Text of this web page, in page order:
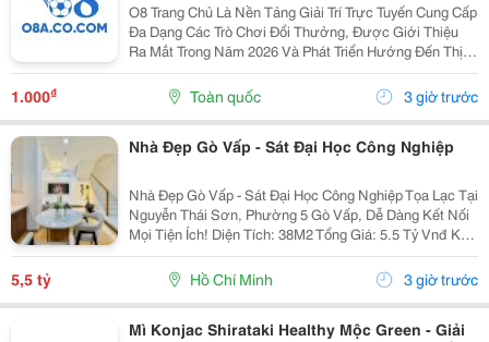
O8 Trang Chủ Là Nền Tảng Giải Trí Trực Tuyến Cung Cấp
Đa Dạng Các Trò Chơi Đổi Thưởng, Được Giới Thiệu
Ra Mắt Trong Năm 2026 Và Phát Triển Hướng Đến Thị
Trường Châu Á. Theo Thông Tin Từ Nền Tảng, O8 Hoạt
Động Theo Các Tiêu Chuẩn Áp Dụng Trong Lĩnh...
1.000₫ Toàn quốc 3 giờ trước
Nhà Đẹp Gò Vấp - Sát Đại Học Công Nghiệp
Nhà Đẹp Gò Vấp - Sát Đại Học Công Nghiệp Tọa Lạc Tại
Nguyễn Thái Sơn, Phường 5 Gò Vấp, Dễ Dàng Kết Nối
Mọi Tiện Ích! Diện Tích: 38M2 Tổng Giá: 5.5 Tỷ Vnđ Kết
Cấu: Nhà 1 Trệt 2 Lầu Kiên Cố, 3Pn, 3Wc, Ban Công,
Sân Thượng Thoáng Mát, Sẵn Sàng Dọn...
5,5 tỷ Hồ Chí Minh 3 giờ trước
Mì Konjac Shirataki Healthy Mộc Green - Giải